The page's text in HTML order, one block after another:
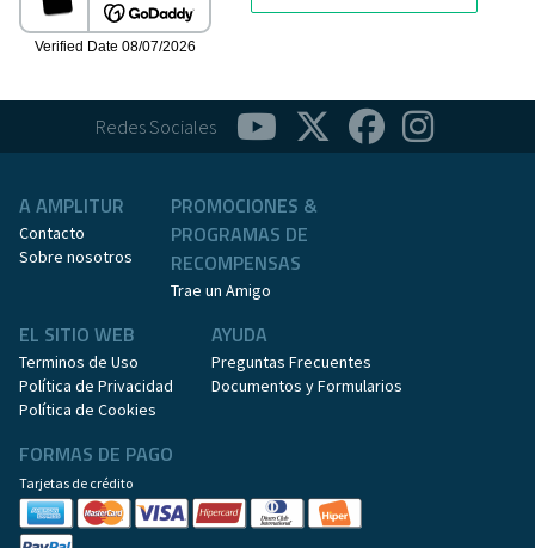
Redes Sociales
A AMPLITUR
Contacto
Sobre nosotros
PROMOCIONES &
PROGRAMAS DE
RECOMPENSAS
Trae un Amigo
EL SITIO WEB
Terminos de Uso
Política de Privacidad
Política de Cookies
AYUDA
Preguntas Frecuentes
Documentos y Formularios
FORMAS DE PAGO
Tarjetas de crédito